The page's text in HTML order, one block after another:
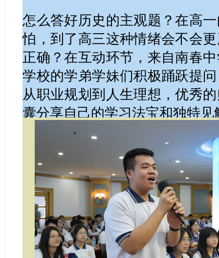
怎么答好历史的主观题？在高
怕，到了高三这种情绪会不会
正确？在互动环节，来自南春
学校的学弟学妹们积极踊跃提
从职业规划到人生理想，优秀
囊分享自己的学习法宝和独特见